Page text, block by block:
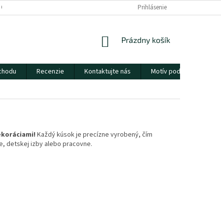
ÚDAJOV DOPRAVA A DORUČENIE
Prihlásenie
NÁKUPNÝ
Prázdny košík
Recenzie Kontaktujte nás Motív podľa predstáv
Každý kúsok je precízne vyrobený, čím
detskej izby alebo pracovne.